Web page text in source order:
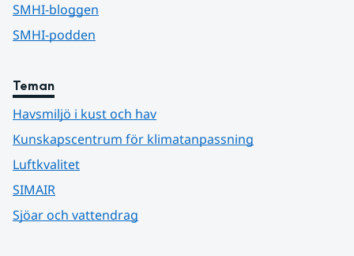
SMHI-bloggen
SMHI-podden
Teman
Havsmiljö i kust och hav
Kunskapscentrum för klimatanpassning
Luftkvalitet
SIMAIR
Sjöar och vattendrag